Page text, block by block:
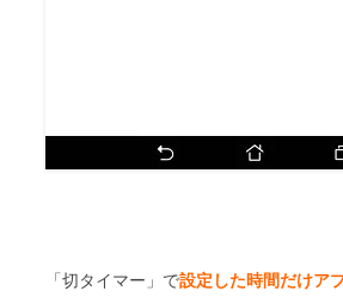
「切タイマー」で設定した時間だけア